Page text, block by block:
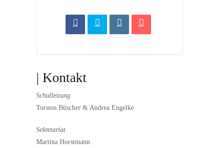
| Kontakt
Schulleitung
Torsten Büscher & Andrea Engelke
Sekretariat
Martina Horstmann